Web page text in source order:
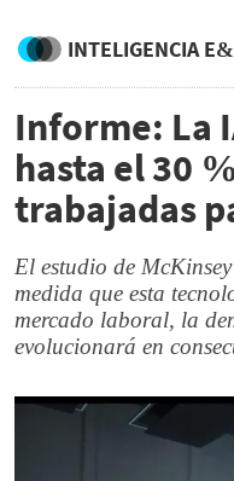
INTELIGENCIA
Informe: La
hasta el 30
trabajadas
El estudio de
medida que esta
mercado laboral, la
evolucionará en